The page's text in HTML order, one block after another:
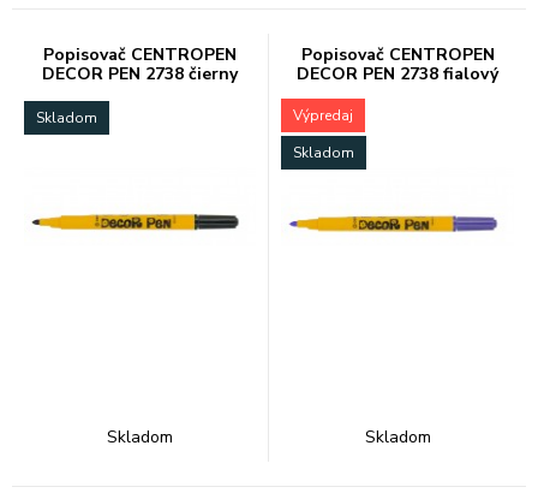
Popisovač CENTROPEN
DECOR PEN 2738 čierny
Skladom
Skladom
Popisovač CENTROPEN
DECOR PEN 2738 fialový
Výpredaj
Skladom
Skladom